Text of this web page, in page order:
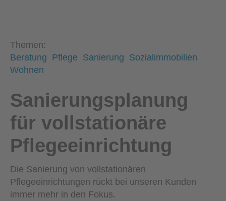
Themen:
Beratung Pflege Sanierung Sozialimmobilien
Wohnen
Sanierungsplanung
für vollstationäre
Pflegeeinrichtung
Die Sanierung von vollstationären
Pflegeeinrichtungen rückt bei unseren Kunden
immer mehr in den Fokus.